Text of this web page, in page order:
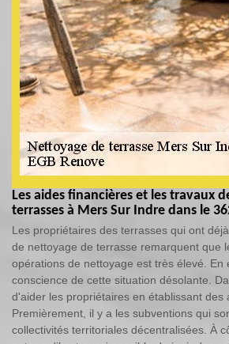
Les aides financières et les travaux
terrasses à Mers Sur Indre dans le
Les propriétaires des terrasses qui ont
de nettoyage de terrasse remarquent que
opérations de nettoyage est très élevé. En
conscience de cette situation désolante.
d'aider les propriétaires en établissant des
Premièrement, il y a les subventions qui
collectivités territoriales décentralisées. À